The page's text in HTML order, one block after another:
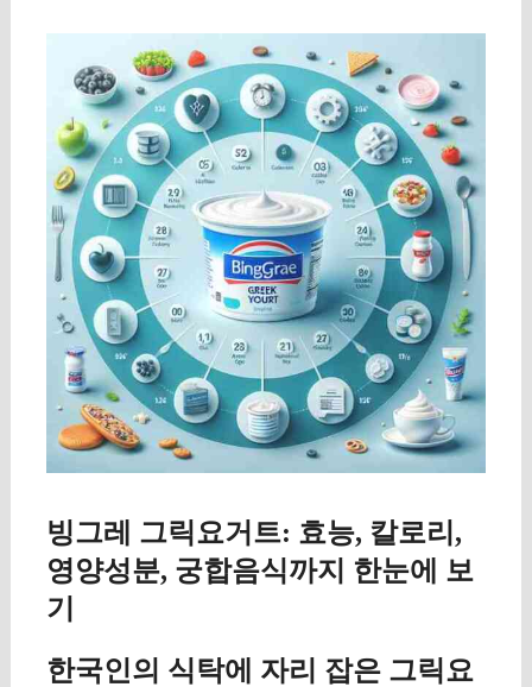
빙그레 그릭요거트: 효능, 칼로리,
영양성분, 궁합음식까지 한눈에 보
기
한국인의 식탁에 자리 잡은 그릭요